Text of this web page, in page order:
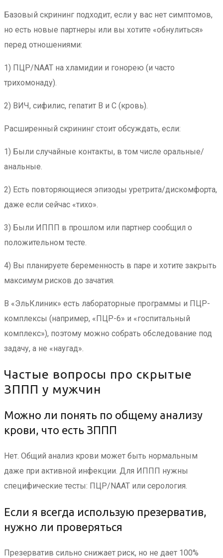
Базовый скрининг подходит, если у вас нет симптомов,
но есть новые партнеры или вы хотите «обнулиться»
перед отношениями:
1) ПЦР/NAAT на хламидии и гонорею (и часто
трихомонаду).
2) ВИЧ, сифилис, гепатит B и C (кровь).
Расширенный скрининг стоит обсуждать, если:
1) Были случайные контакты, в том числе оральные/
анальные.
2) Есть повторяющиеся эпизоды уретрита/дискомфорта,
даже если сейчас «тихо».
3) Были ИППП в прошлом или партнер сообщил о
положительном тесте.
4) Вы планируете беременность в паре и хотите закрыть
максимум рисков до зачатия.
В «ЭльКлиник» есть лабораторные программы и ПЦР-
комплексы (например, «ПЦР-6» и «госпитальный
комплекс»), поэтому можно собрать обследование под
задачу, а не «наугад».
Частые вопросы про скрытые
ЗППП у мужчин
Можно ли понять по общему анализу
крови, что есть ЗППП
Нет. Общий анализ крови может быть нормальным
даже при активной инфекции. Для ИППП нужны
специфические тесты: ПЦР/NAAT или серология.
Если я всегда использую презерватив,
нужно ли проверяться
Презерватив сильно снижает риск, но не дает 100%